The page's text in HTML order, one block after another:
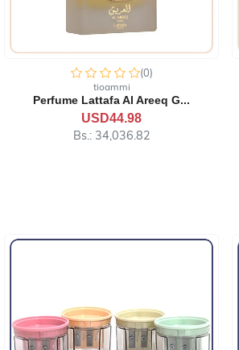
(0)
tioammi
Perfum Lattafa The Kingdom...
USD49.98
Bs.: 37,820.37